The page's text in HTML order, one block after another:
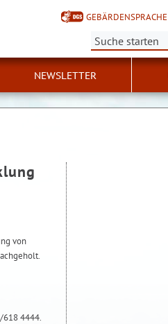
GEBÄRDENSPRACHE
Suche:
NEWSLETTER
von
618 4444.